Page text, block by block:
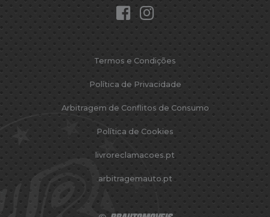
Termos e Condições
Política de Privacidade
Arbitragem de Conflitos de Consumo
Política de Cookies
livroreclamacoes.pt
arbitragemauto.pt